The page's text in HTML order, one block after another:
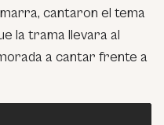
cantaron el tema
la trama llevara al
a cantar frente a